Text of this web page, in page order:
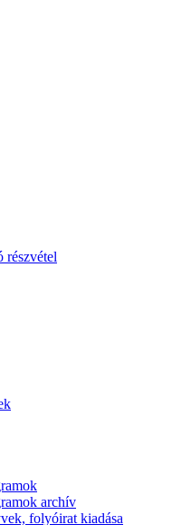
részvétel
archív
folyóirat kiadása